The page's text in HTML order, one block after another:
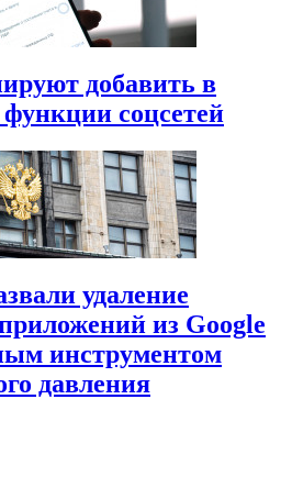
добавить в
функции соцсетей
удаление
из Google
инструментом
давления